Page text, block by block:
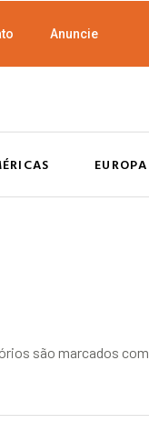
Anuncie
EUROPA
são marcados com